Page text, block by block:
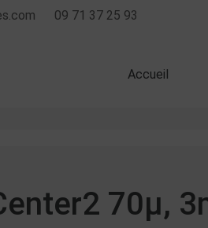
09 71 37 25 93
Accueil
70µ,